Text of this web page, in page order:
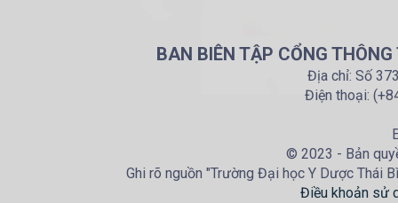
BAN BIÊN TẬP CỔNG
Địa chỉ: Số
Điện thoại:
© 2023 - Bản
Ghi rõ nguồn "Trường Đại học Y Dược Thái
Điều khoản sử